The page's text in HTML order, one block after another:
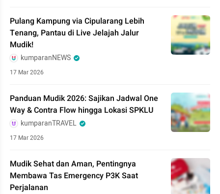
Pulang Kampung via Cipularang Lebih
Tenang, Pantau di Live Jelajah Jalur
Mudik!
kumparanNEWS
17 Mar 2026
Panduan Mudik 2026: Sajikan Jadwal One
Way & Contra Flow hingga Lokasi SPKLU
kumparanTRAVEL
17 Mar 2026
Mudik Sehat dan Aman, Pentingnya
Membawa Tas Emergency P3K Saat
Perjalanan